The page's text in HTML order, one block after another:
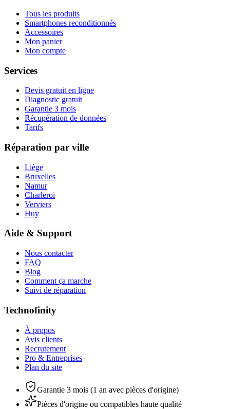
Tous les produits
Smartphones reconditionnés
Accessoires
Mon panier
Mon compte
Services
Devis gratuit en ligne
Diagnostic gratuit
Garantie 3 mois
Récupération de données
Tarifs
Réparation par ville
Liège
Bruxelles
Namur
Charleroi
Verviers
Huy
Aide & Support
Nous contacter
FAQ
Blog
Comment ça marche
Suivi de réparation
Technofinity
À propos
Avis clients
Recrutement
Pro & Entreprises
Plan du site
Garantie 3 mois (1 an avec pièces d'origine)
Pièces d'origine ou compatibles haute qualité